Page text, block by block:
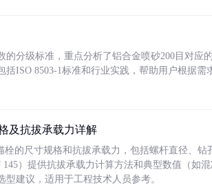
的分级标准，重点分析了铝合金喷砂200目对应
括ISO 8503-1标准和行业实践，帮助用户根据需
及抗拔承载力详解
栓的尺寸规格和抗拔承载力，包括螺杆直径、
145）提供抗拔承载力计算方法和典型数值（如
型建议，适用于工程技术人员参考。